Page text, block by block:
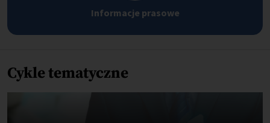
Informacje prasowe
Cykle tematyczne